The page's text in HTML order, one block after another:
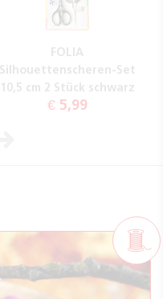
FOLIA
Silhouettenscheren-Set
10,5 cm 2 Stück schwarz
€ 5,99